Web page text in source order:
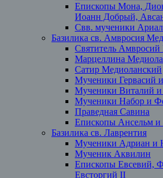
Епископы Мона,
Иоанн Добрый,
Свв. мученики
Базилика св. Амвросия
Святитель
Марцеллина
Сатир Медиоланский
Мученики Гервасий
Мученики Виталий
Мученики Набор и
Праведная Савина
Епископы Ансельм и
Базилика св. Лаврентия
Мученики Адриан и
Мученик Аквилин
Епископы Евсевий,
Евсторгий II